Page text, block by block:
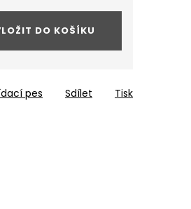
DO KOŠÍKU
Tisk
pes Sdílet